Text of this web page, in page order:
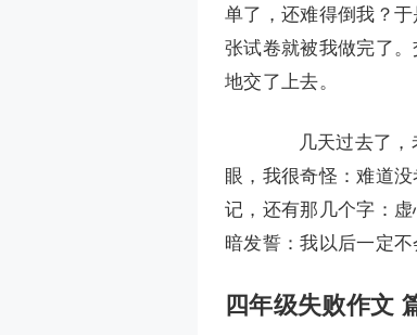
单了，还难得倒我？
张试卷就被我做完了
地交了上去。
几天过去了，老
眼，我很奇怪：难道
记，还有那几个字：
暗发誓：我以后一定不
四年级失败作文